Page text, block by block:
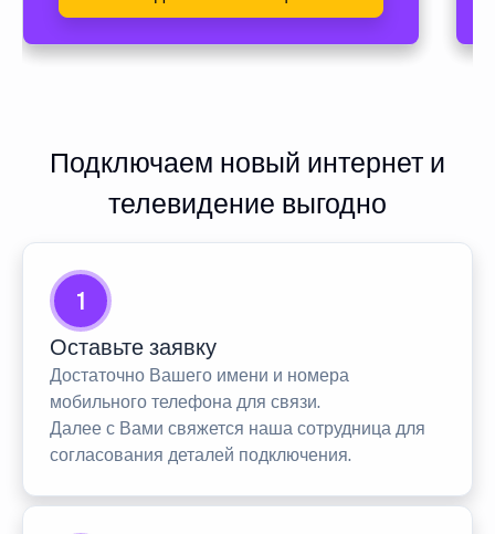
Подключаем новый интернет и
телевидение выгодно
1
Оставьте заявку
Достаточно Вашего имени и номера
мобильного телефона для связи.
Далее с Вами свяжется наша сотрудница для
согласования деталей подключения.